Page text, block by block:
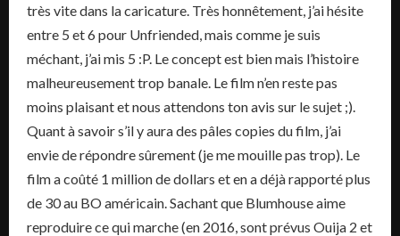
très vite dans la caricature. Très honnêtement, j’ai hésite
entre 5 et 6 pour Unfriended, mais comme je suis
méchant, j’ai mis 5 :P. Le concept est bien mais l’histoire
malheureusement trop banale. Le film n’en reste pas
moins plaisant et nous attendons ton avis sur le sujet ;).
Quant à savoir s’il y aura des pâles copies du film, j’ai
envie de répondre sûrement (je me mouille pas trop). Le
film a coûté 1 million de dollars et en a déjà rapporté plus
de 30 au BO américain. Sachant que Blumhouse aime
reproduire ce qui marche (en 2016, sont prévus Ouija 2 et